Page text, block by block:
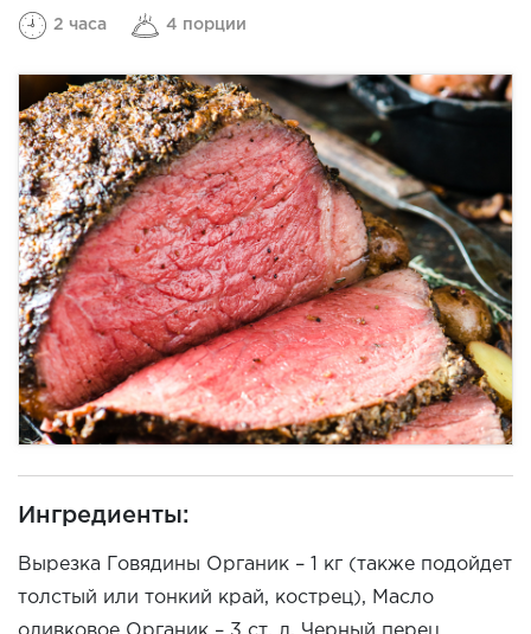
2 часа 4 порции
Ингредиенты:
Вырезка Говядины Органик – 1 кг (также подойдет
толстый или тонкий край, кострец), Масло